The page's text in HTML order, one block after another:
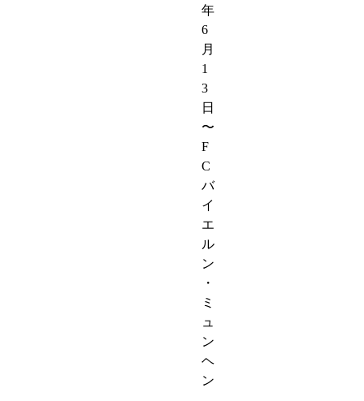
年
6
月
1
3
日
〜
F
C
バ
イ
エ
ル
ン
・
ミ
ュ
ン
ヘ
ン